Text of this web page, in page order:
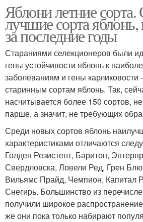
Яблони летние
лучшие сорта
за последние годы
Стараниями селекционеров были
гены устойчивости яблонь к
заболеваниям и гены карликовости
старинным сортам яблонь. Так,
насчитывается более 150 сортов,
парше, а значит, не требующих
Среди новых сортов яблонь
характеристиками отличаются
Голден Резистент, Баритон,
Свердловска, Ловели Ред, Грен
Вильямс Прайд, Чемпион, Капитал
Снегирь. Большинство из
получили широкое
же они пока только набирают